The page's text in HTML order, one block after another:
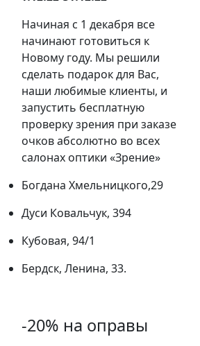
Начиная с 1 декабря все
начинают готовиться к
Новому году. Мы решили
сделать подарок для Вас,
наши любимые клиенты, и
запустить бесплатную
проверку зрения при заказе
очков абсолютно во всех
салонах оптики «Зрение»
Богдана Хмельницкого,29
Дуси Ковальчук, 394
Кубовая, 94/1
Бердск, Ленина, 33.
-20% на оправы